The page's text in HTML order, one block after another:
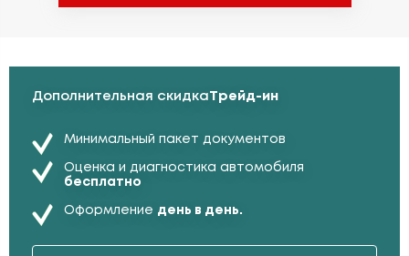
Дополнительная скидкаТрейд-ин
Минимальный пакет документов
Оценка и диагностика автомобиля
бесплатно
Оформление день в день.